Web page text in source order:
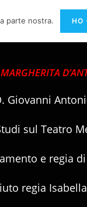
MARGHERITA
Giovanni
sul Teatro
e regia di
regia
parte nostra. HO